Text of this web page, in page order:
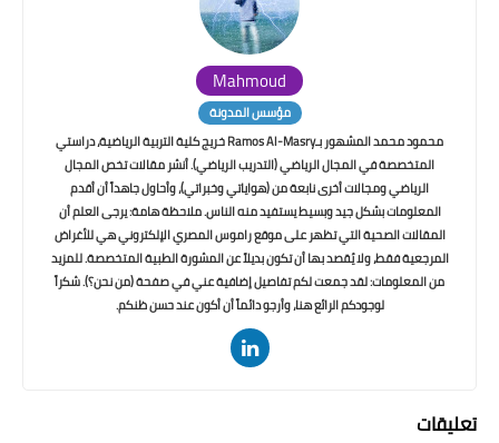
Mahmoud
مؤسس المدونة
محمود محمد المشهور بـRamos Al-Masry خريج كلية التربية الرياضية، دراستي
المتخصصة في المجال الرياضي (التدريب الرياضي). أنشر مقالات تخص المجال
الرياضي ومجالات أخرى نابعة من (هواياتي وخبراتي)، وأحاول جاهداً أن أقدم
المعلومات بشكل جيد وبسيط يستفيد منه الناس. ملاحظة هامة: يرجى العلم أن
المقالات الصحية التي تظهر على موقع راموس المصري الإلكتروني هي للأغراض
المرجعية فقط، ولا يُقصد بها أن تكون بديلاً عن المشورة الطبية المتخصصة. للمزيد
من المعلومات: لقد جمعت لكم تفاصيل إضافية عني في صفحة (من نحن؟). شكراً
لوجودكم الرائع هنا، وأرجو دائماً أن أكون عند حسن ظنكم.
تعليقات